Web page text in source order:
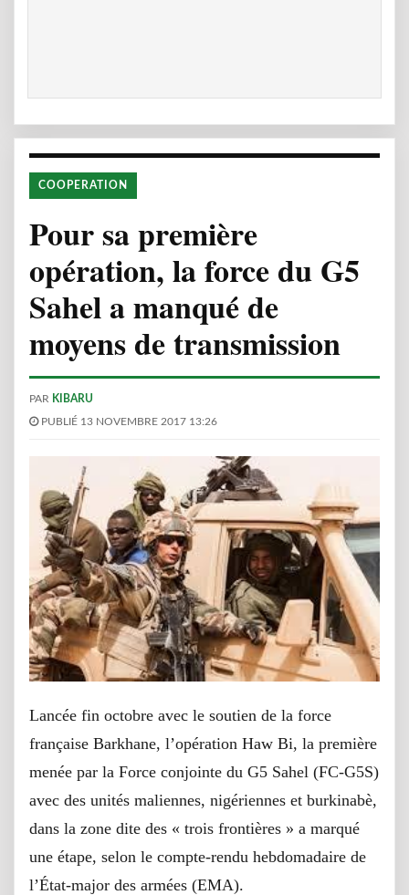
COOPERATION
Pour sa première
opération, la force du G5
Sahel a manqué de
moyens de transmission
PAR KIBARU
PUBLIÉ 13 NOVEMBRE 2017 13:26
Lancée fin octobre avec le soutien de la force
française Barkhane, l’opération Haw Bi, la première
menée par la Force conjointe du G5 Sahel (FC-G5S)
avec des unités maliennes, nigériennes et burkinabè,
dans la zone dite des « trois frontières » a marqué
une étape, selon le compte-rendu hebdomadaire de
l’État-major des armées (EMA).